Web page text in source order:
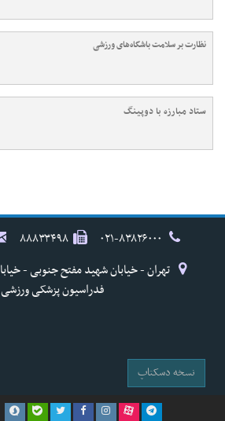
نظارت بر سلامت باشگاه‌های ورزشی
ستاد مبارزه با دوپینگ
۸۸۸۳۳۴۹۸
فدراسیون پزشکی ورزشی
نسخه دسکتاپ